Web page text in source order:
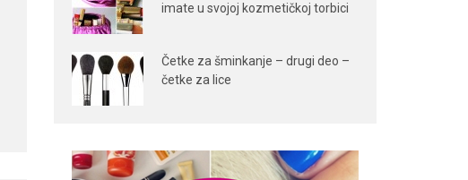
imate u svojoj kozmetičkoj torbici
Četke za šminkanje – drugi deo –
četke za lice